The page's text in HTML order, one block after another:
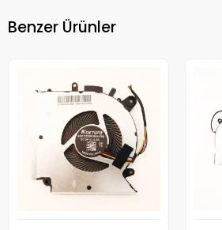
Benzer Ürünler